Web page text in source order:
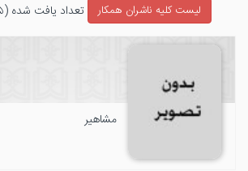
ليست كليه ناشران همکار تعداد يافت شده (۲۳۵)
مشاهیر